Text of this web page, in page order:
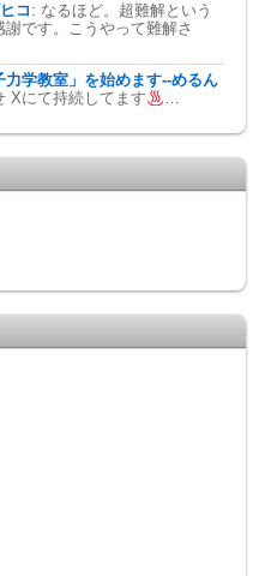
コ : なるほど。超難解という
です。こうやって難解さ
学教室」を始めます--めるん
Xにて持続してます …